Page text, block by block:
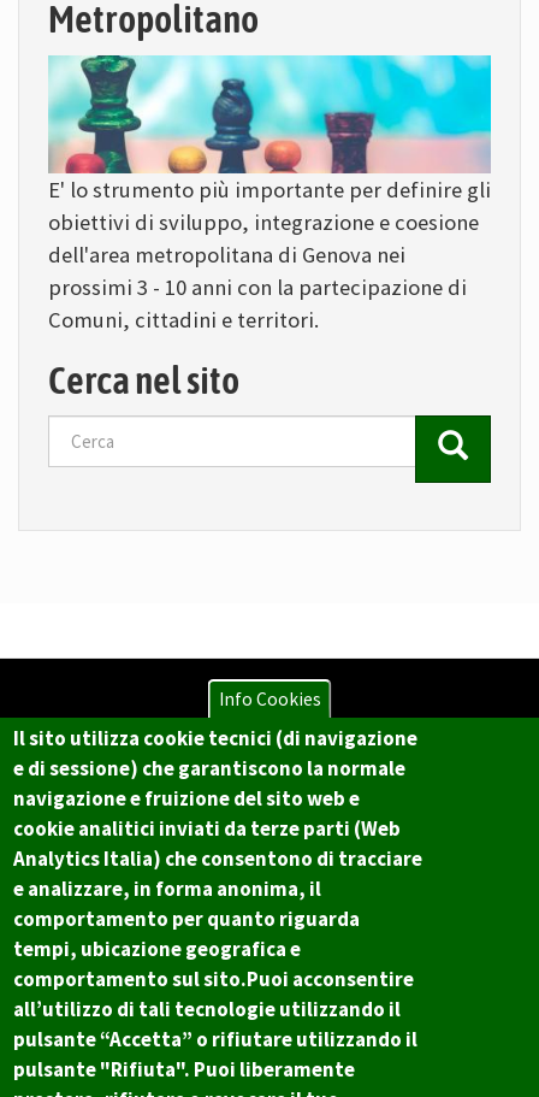
Metropolitano
E' lo strumento più importante per definire gli
obiettivi di sviluppo, integrazione e coesione
dell'area metropolitana di Genova nei
prossimi 3 - 10 anni con la partecipazione di
Comuni, cittadini e territori.
Cerca nel sito
Copyright © 2017 Città metropolitana di Genova | CF:
80007350103
Il Portale è gestito dal Servizio Sistemi Informativi e Sviluppo Economico,
GenovaMetropoli
Tecnologie e Accessibilità
Note Legali
Info Cookies
Il sito utilizza cookie tecnici (di navigazione
e di sessione) che garantiscono la normale
navigazione e fruizione del sito web e
cookie analitici inviati da terze parti (Web
Analytics Italia) che consentono di tracciare
e analizzare, in forma anonima, il
comportamento per quanto riguarda
tempi, ubicazione geografica e
comportamento sul sito.Puoi acconsentire
all’utilizzo di tali tecnologie utilizzando il
pulsante “Accetta” o rifiutare utilizzando il
pulsante "Rifiuta". Puoi liberamente